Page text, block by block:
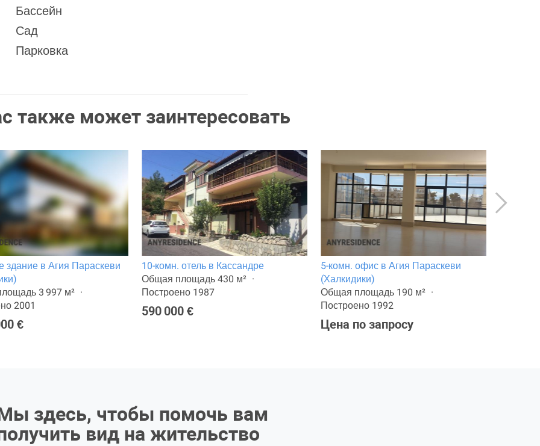
Бассейн
Сад
Парковка
также может заинтересовать
здание в Агия Параскеви
3 997 м²
2001
€
10-комн. отель в Кассандре
Общая площадь 430 м²
Построено 1987
590 000 €
5-комн. офис в Агия Параскеви
(Халкидики)
Общая площадь 190 м²
Построено 1992
Цена по запросу
здесь, чтобы помочь вам
вид на жительство